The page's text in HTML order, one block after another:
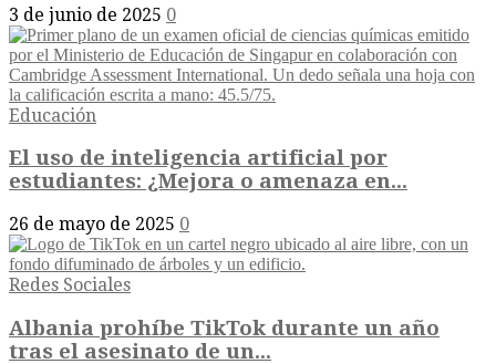
3 de junio de 2025 0
Educación
El uso de inteligencia artificial por
estudiantes: ¿Mejora o amenaza en...
26 de mayo de 2025 0
Redes Sociales
Albania prohíbe TikTok durante un año
tras el asesinato de un...